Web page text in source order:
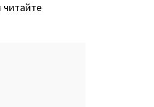
читайте